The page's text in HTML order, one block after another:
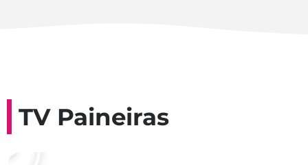
TV Paineiras